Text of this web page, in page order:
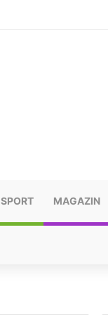
SPORT MAGAZIN